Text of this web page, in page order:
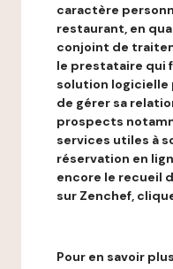
caractère
restaurant, en
conjoint de
le prestataire qui
solution
de gérer sa
prospects
services utiles à
réservation en
encore le recueil
sur Zenchef,
Pour en savoir